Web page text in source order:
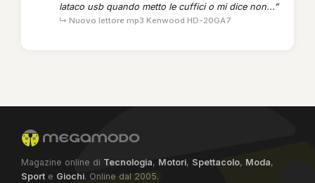
lataco usb quando metto le cuffici o mi dice non...”
↳ Nuovo lettore mp3 Kenwood HD-20GA7
Magazine online di Tecnologia, Motori, Spettacolo, Moda,
Sport e Giochi. Online dal 2005.